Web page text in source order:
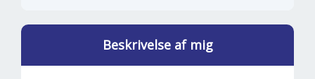
Beskrivelse af mig